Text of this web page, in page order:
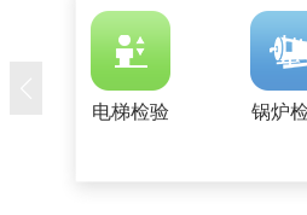
电梯检验 锅炉